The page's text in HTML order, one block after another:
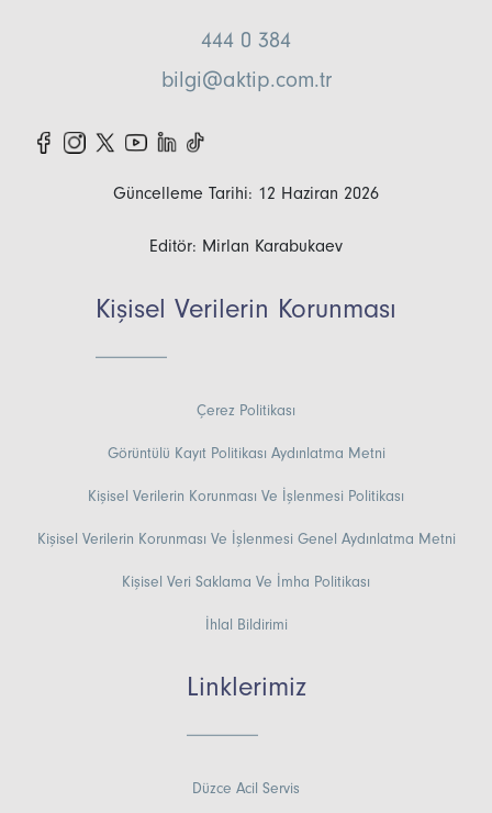
444 0 384
bilgi@aktip.com.tr
Güncelleme Tarihi: 12 Haziran 2026
Editör: Mirlan Karabukaev
Kişisel Verilerin Korunması
Çerez Politikası
Görüntülü Kayıt Politikası Aydınlatma Metni
Kişisel Verilerin Korunması Ve İşlenmesi Politikası
Kişisel Verilerin Korunması Ve İşlenmesi Genel Aydınlatma Metni
Kişisel Veri Saklama Ve İmha Politikası
İhlal Bildirimi
Linklerimiz
Düzce Acil Servis